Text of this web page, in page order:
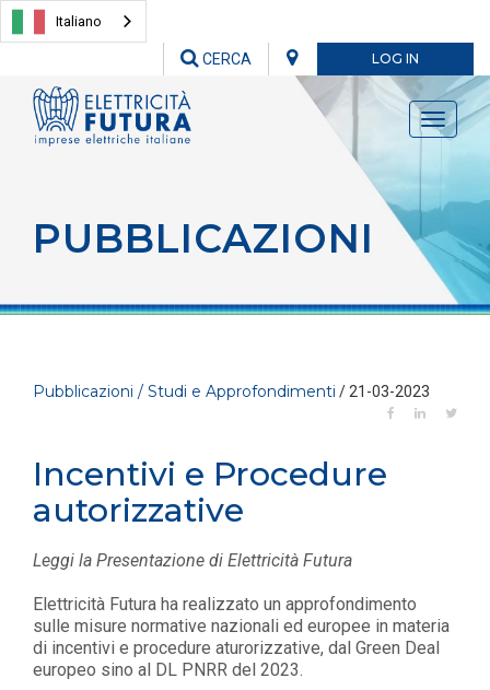
Italiano
LOG IN
CERCA
Toggle
PUBBLICAZIONI
Pubblicazioni / Studi e Approfondimenti / 21-03-2023
Incentivi e Procedure
autorizzative
Leggi la Presentazione di Elettricità Futura
Elettricità Futura ha realizzato un approfondimento
sulle misure normative nazionali ed europee in materia
di incentivi e procedure aturorizzative, dal Green Deal
europeo sino al DL PNRR del 2023.